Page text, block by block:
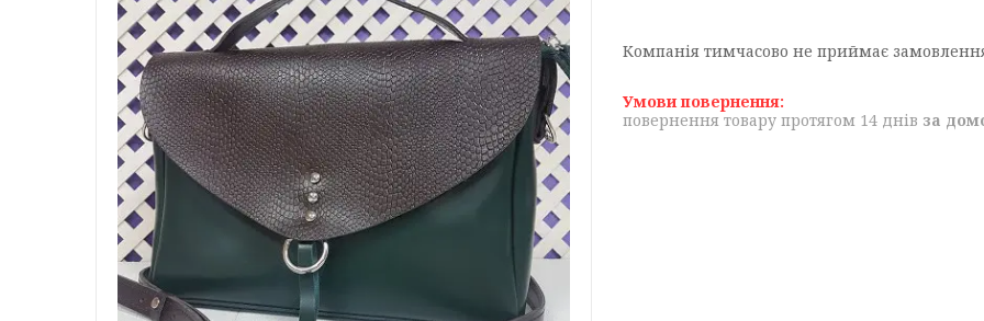
Компанія тимчасово не приймає
повернення товару протягом 14 днів за